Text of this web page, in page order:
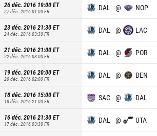
26 déc. 2016 19:00ET
27 déc. 2016 01:00FR DAL @ NOP
23 déc. 2016 21:30ET
24 déc. 2016 03:30FR DAL @ LAC
21 déc. 2016 21:00ET
22 déc. 2016 03:00FR DAL @ POR
19 déc. 2016 20:00ET
20 déc. 2016 02:00FR DAL @ DEN
18 déc. 2016 15:00ET
18 déc. 2016 21:00FR SAC @ DAL
16 déc. 2016 21:30ET
17 déc. 2016 03:30FR DAL @ UTA